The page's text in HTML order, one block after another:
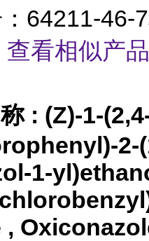
64211-46-
查看相似产
: (Z)-1-
2-
1-
,